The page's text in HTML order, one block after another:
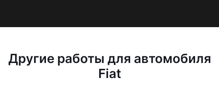
Другие работы для автомобиля
Fiat